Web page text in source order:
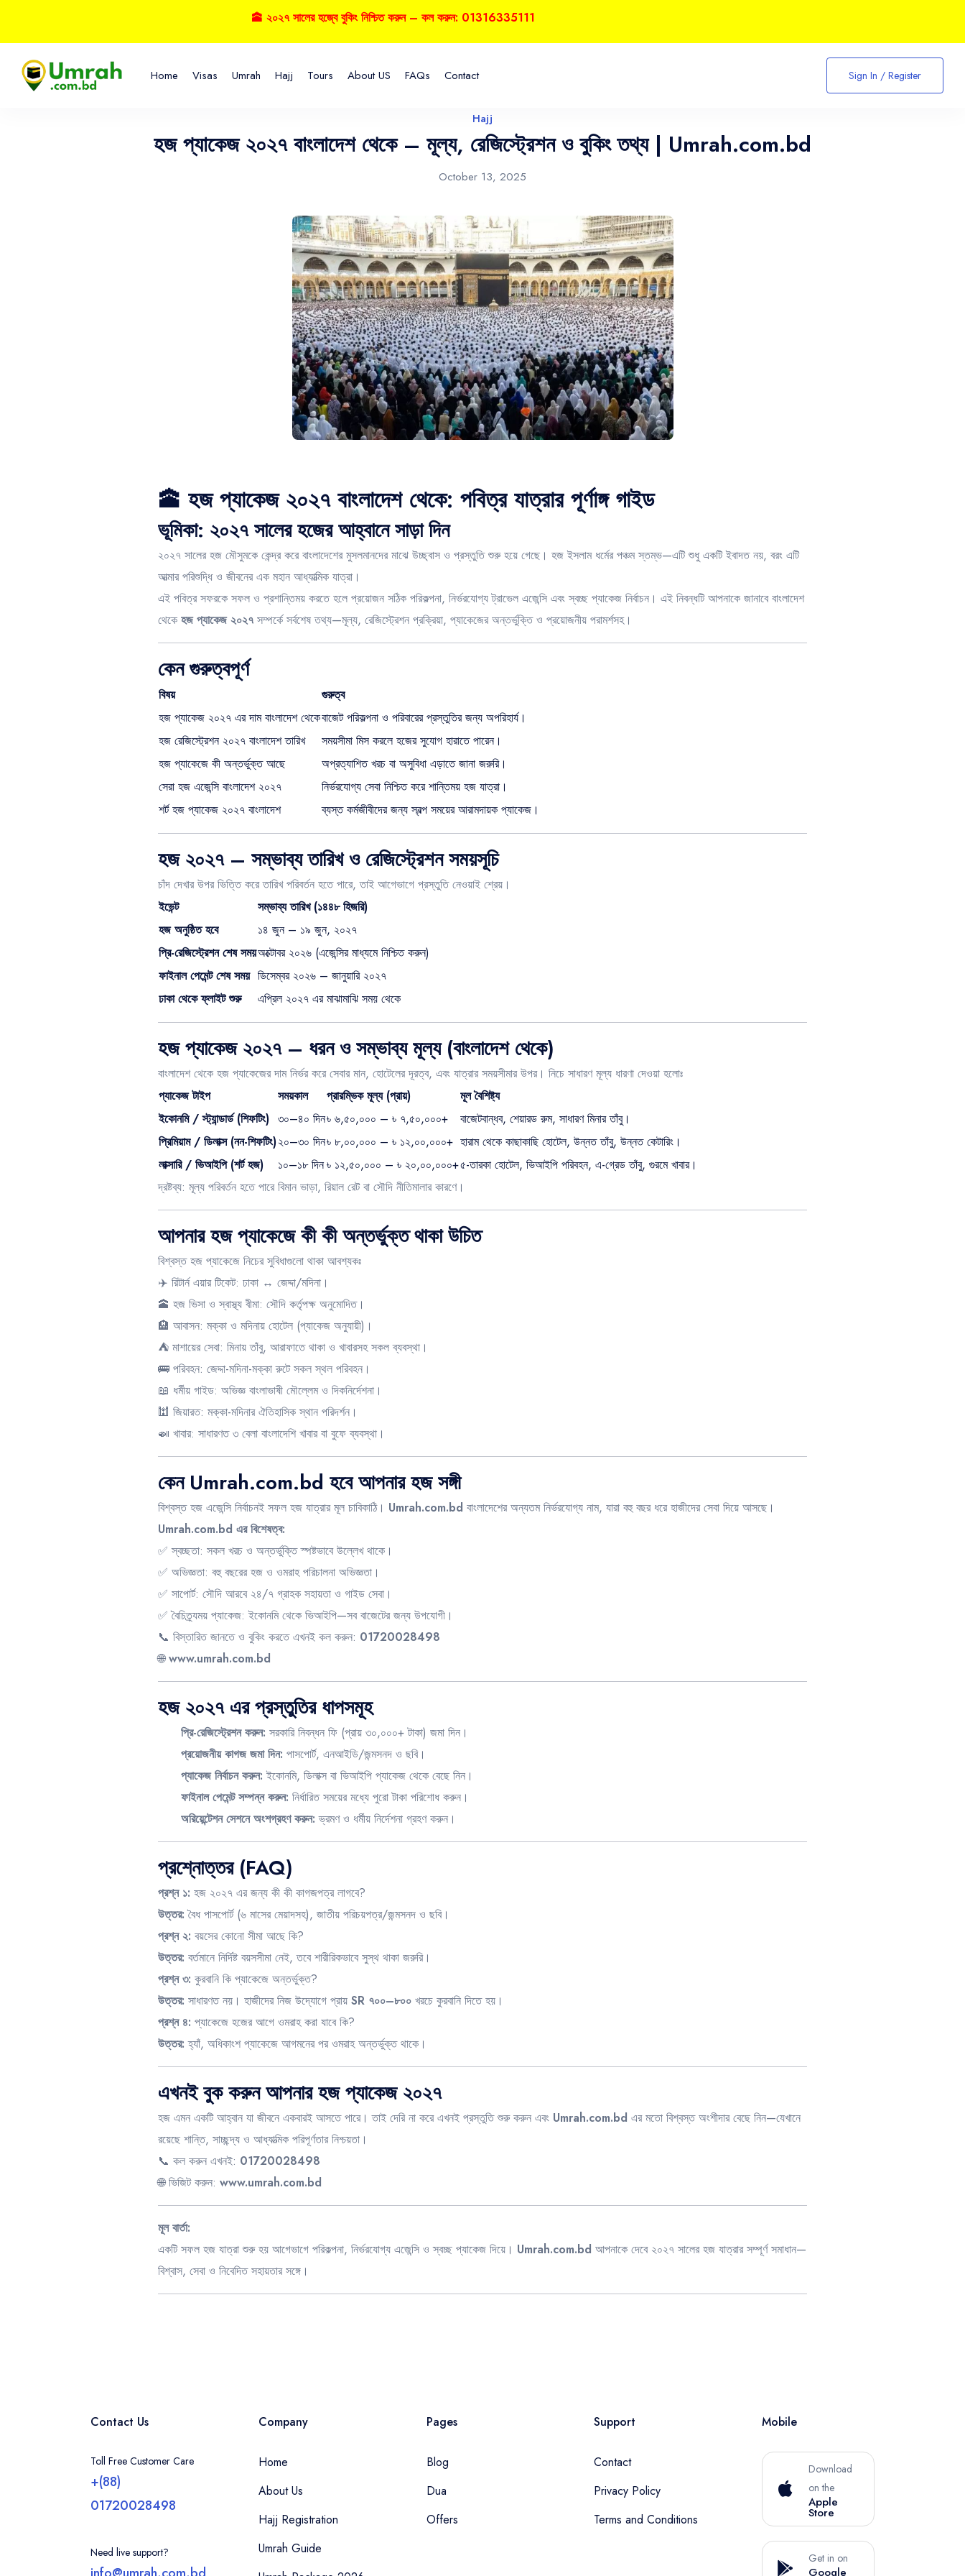
Home Visas Umrah Hajj Tours About US FAQs Contact Sign In / Register
Hajj
হজ প্যাকেজ ২০২৭ বাংলাদেশ থেকে – মূল্য, রেজিস্ট্রেশন ও বুকিং তথ্য | Umrah.com.bd
October 13, 2025
🕋 হজ প্যাকেজ ২০২৭ বাংলাদেশ থেকে: পবিত্র যাত্রার পূর্ণাঙ্গ গাইড
ভূমিকা: ২০২৭ সালের হজের আহ্বানে সাড়া দিন
২০২৭ সালের হজ মৌসুমকে কেন্দ্র করে বাংলাদেশের মুসলমানদের মাঝে উচ্ছ্বাস ও প্রস্তুতি শুরু হয়ে গেছে। হজ ইসলাম ধর্মের পঞ্চম স্তম্ভ—এটি শুধু একটি ইবাদত নয়, বরং এটি
আত্মার পরিশুদ্ধি ও জীবনের এক মহান আধ্যাত্মিক যাত্রা।
এই পবিত্র সফরকে সফল ও প্রশান্তিময় করতে হলে প্রয়োজন সঠিক পরিকল্পনা, নির্ভরযোগ্য ট্রাভেল এজেন্সি এবং স্বচ্ছ প্যাকেজ নির্বাচন। এই নিবন্ধটি আপনাকে জানাবে বাংলাদেশ
থেকে হজ প্যাকেজ ২০২৭সম্পর্কে সর্বশেষ তথ্য—মূল্য, রেজিস্ট্রেশন প্রক্রিয়া, প্যাকেজের অন্তর্ভুক্তি ও প্রয়োজনীয় পরামর্শসহ।
কেন গুরুত্বপূর্ণ
বিষয়
গুরুত্ব
হজ প্যাকেজ ২০২৭ এর দাম বাংলাদেশ থেকেবাজেট পরিকল্পনা ও পরিবারের প্রস্তুতির জন্য অপরিহার্য।
হজ রেজিস্ট্রেশন ২০২৭ বাংলাদেশ তারিখ
সময়সীমা মিস করলে হজের সুযোগ হারাতে পারেন।
হজ প্যাকেজে কী অন্তর্ভুক্ত আছে
অপ্রত্যাশিত খরচ বা অসুবিধা এড়াতে জানা জরুরি।
সেরা হজ এজেন্সি বাংলাদেশ ২০২৭
নির্ভরযোগ্য সেবা নিশ্চিত করে শান্তিময় হজ যাত্রা।
শর্ট হজ প্যাকেজ ২০২৭ বাংলাদেশ
ব্যস্ত কর্মজীবীদের জন্য স্বল্প সময়ের আরামদায়ক প্যাকেজ।
হজ ২০২৭ – সম্ভাব্য তারিখ ও রেজিস্ট্রেশন সময়সূচি
চাঁদ দেখার উপর ভিত্তি করে তারিখ পরিবর্তন হতে পারে, তাই আগেভাগে প্রস্তুতি নেওয়াই শ্রেয়।
ইভেন্ট
সম্ভাব্য তারিখ (১৪৪৮ হিজরি)
হজ অনুষ্ঠিত হবে
১৪ জুন – ১৯ জুন, ২০২৭
প্রি-রেজিস্ট্রেশন শেষ সময়অক্টোবর ২০২৬ (এজেন্সির মাধ্যমে নিশ্চিত করুন)
ফাইনাল পেমেন্ট শেষ সময় ডিসেম্বর ২০২৬ – জানুয়ারি ২০২৭
ঢাকা থেকে ফ্লাইট শুরু
এপ্রিল ২০২৭ এর মাঝামাঝি সময় থেকে
হজ প্যাকেজ ২০২৭ – ধরন ও সম্ভাব্য মূল্য (বাংলাদেশ থেকে)
বাংলাদেশ থেকে হজ প্যাকেজের দাম নির্ভর করে সেবার মান, হোটেলের দূরত্ব, এবং যাত্রার সময়সীমার উপর। নিচে সাধারণ মূল্য ধারণা দেওয়া হলোঃ
প্যাকেজ টাইপ
সময়কাল প্রারম্ভিক মূল্য (প্রায়)
মূল বৈশিষ্ট্য
ইকোনমি / স্ট্যান্ডার্ড (শিফটিং) ৩০–৪০ দিন৳ ৬,৫০,০০০ – ৳ ৭,৫০,০০০+
বাজেটবান্ধব, শেয়ারড রুম, সাধারণ মিনার তাঁবু।
প্রিমিয়াম / ডিলাক্স (নন-শিফটিং)২০–৩০ দিন৳ ৮,০০,০০০ – ৳ ১২,০০,০০০+ হারাম থেকে কাছাকাছি হোটেল, উন্নত তাঁবু, উন্নত কেটারিং।
লাক্সারি / ভিআইপি (শর্ট হজ)
১০–১৮ দিন৳ ১২,৫০,০০০ – ৳ ২০,০০,০০০+৫-তারকা হোটেল, ভিআইপি পরিবহন, এ-গ্রেড তাঁবু, গুরমে খাবার।
দ্রষ্টব্য: মূল্য পরিবর্তন হতে পারে বিমান ভাড়া, রিয়াল রেট বা সৌদি নীতিমালার কারণে।
আপনার হজ প্যাকেজে কী কী অন্তর্ভুক্ত থাকা উচিত
বিশ্বস্ত হজ প্যাকেজে নিচের সুবিধাগুলো থাকা আবশ্যকঃ
✈️ রিটার্ন এয়ার টিকেট: ঢাকা ↔ জেদ্দা/মদিনা।
🕋 হজ ভিসা ও স্বাস্থ্য বীমা: সৌদি কর্তৃপক্ষ অনুমোদিত।
🏨 আবাসন: মক্কা ও মদিনায় হোটেল (প্যাকেজ অনুযায়ী)।
⛺ মাশায়ের সেবা: মিনায় তাঁবু, আরাফাতে থাকা ও খাবারসহ সকল ব্যবস্থা।
🚌 পরিবহন: জেদ্দা-মদিনা-মক্কা রুটে সকল স্থল পরিবহন।
📖 ধর্মীয় গাইড: অভিজ্ঞ বাংলাভাষী মৌল্লেম ও দিকনির্দেশনা।
🕍 জিয়ারত: মক্কা-মদিনার ঐতিহাসিক স্থান পরিদর্শন।
🍛 খাবার: সাধারণত ৩ বেলা বাংলাদেশি খাবার বা বুফে ব্যবস্থা।
কেন Umrah.com.bd হবে আপনার হজ সঙ্গী
বিশ্বস্ত হজ এজেন্সি নির্বাচনই সফল হজ যাত্রার মূল চাবিকাঠি। Umrah.com.bd বাংলাদেশের অন্যতম নির্ভরযোগ্য নাম, যারা বহু বছর ধরে হাজীদের সেবা দিয়ে আসছে।
Umrah.com.bd এর বিশেষত্ব:
✅ স্বচ্ছতা: সকল খরচ ও অন্তর্ভুক্তি স্পষ্টভাবে উল্লেখ থাকে।
✅ অভিজ্ঞতা: বহু বছরের হজ ও ওমরাহ পরিচালনা অভিজ্ঞতা।
✅ সাপোর্ট: সৌদি আরবে ২৪/৭ গ্রাহক সহায়তা ও গাইড সেবা।
✅ বৈচিত্র্যময় প্যাকেজ: ইকোনমি থেকে ভিআইপি—সব বাজেটের জন্য উপযোগী।
📞 বিস্তারিত জানতে ও বুকিং করতে এখনই কল করুন: 01720028498
🌐www.umrah.com.bd
হজ ২০২৭ এর প্রস্তুতির ধাপসমূহ
প্রি-রেজিস্ট্রেশন করুন: সরকারি নিবন্ধন ফি (প্রায় ৩০,০০০+ টাকা) জমা দিন।
প্রয়োজনীয় কাগজ জমা দিন: পাসপোর্ট, এনআইডি/জন্মসনদ ও ছবি।
প্যাকেজ নির্বাচন করুন: ইকোনমি, ডিলাক্স বা ভিআইপি প্যাকেজ থেকে বেছে নিন।
ফাইনাল পেমেন্ট সম্পন্ন করুন: নির্ধারিত সময়ের মধ্যে পুরো টাকা পরিশোধ করুন।
অরিয়েন্টেশন সেশনে অংশগ্রহণ করুন: ভ্রমণ ও ধর্মীয় নির্দেশনা গ্রহণ করুন।
প্রশ্নোত্তর (FAQ)
প্রশ্ন ১: হজ ২০২৭ এর জন্য কী কী কাগজপত্র লাগবে?
উত্তর:বৈধ পাসপোর্ট (৬ মাসের মেয়াদসহ), জাতীয় পরিচয়পত্র/জন্মসনদ ও ছবি।
প্রশ্ন ২: বয়সের কোনো সীমা আছে কি?
উত্তর: বর্তমানে নির্দিষ্ট বয়সসীমা নেই, তবে শারীরিকভাবে সুস্থ থাকা জরুরি।
প্রশ্ন ৩: কুরবানি কি প্যাকেজে অন্তর্ভুক্ত?
উত্তর: সাধারণত নয়। হাজীদের নিজ উদ্যোগে প্রায় SR ৭০০–৮০০খরচে কুরবানি দিতে হয়।
প্রশ্ন ৪: প্যাকেজে হজের আগে ওমরাহ করা যাবে কি?
উত্তর: হ্যাঁ, অধিকাংশ প্যাকেজে আগমনের পর ওমরাহ অন্তর্ভুক্ত থাকে।
এখনই বুক করুন আপনার হজ প্যাকেজ ২০২৭
হজ এমন একটি আহ্বান যা জীবনে একবারই আসতে পারে। তাই দেরি না করে এখনই প্রস্তুতি শুরু করুন এবং Umrah.com.bd এর মতো বিশ্বস্ত অংশীদার বেছে নিন—যেখানে
রয়েছে শান্তি, সাচ্ছন্দ্য ও আধ্যাত্মিক পরিপূর্ণতার নিশ্চয়তা।
📞 কল করুন এখনই: 01720028498
🌐 ভিজিট করুন: www.umrah.com.bd
মূল বার্তা:
একটি সফল হজ যাত্রা শুরু হয় আগেভাগে পরিকল্পনা, নির্ভরযোগ্য এজেন্সি ও স্বচ্ছ প্যাকেজ দিয়ে। Umrah.com.bd আপনাকে দেবে ২০২৭ সালের হজ যাত্রার সম্পূর্ণ সমাধান—
বিশ্বাস, সেবা ও নিবেদিত সহায়তার সঙ্গে।
🕋 ২০২৭ সালের হজ্বে বুকিং নিশ্চিত করুন – কল করুন: 01316335111
Contact Us
Toll Free Customer Care
+(88)
01720028498
Need live support?
Company
Home
About Us
Hajj Registration
Umrah Guide
Pages
Blog
Dua
Offers
Support
Contact
Privacy Policy
Terms and Conditions
Mobile
Download
on the
Apple
Store
Get in on
Google